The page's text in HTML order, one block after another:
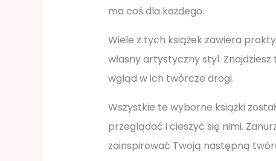
ma coś dla każdego.
Wiele z tych książek zawiera
własny artystyczny styl.
wgląd w ich twórcze drogi.
Wszystkie te wyborne książki
przeglądać i cieszyć się nimi.
zainspirować Twoją następną